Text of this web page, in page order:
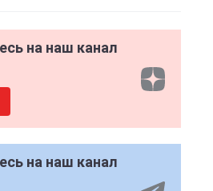
на наш канал
на наш канал